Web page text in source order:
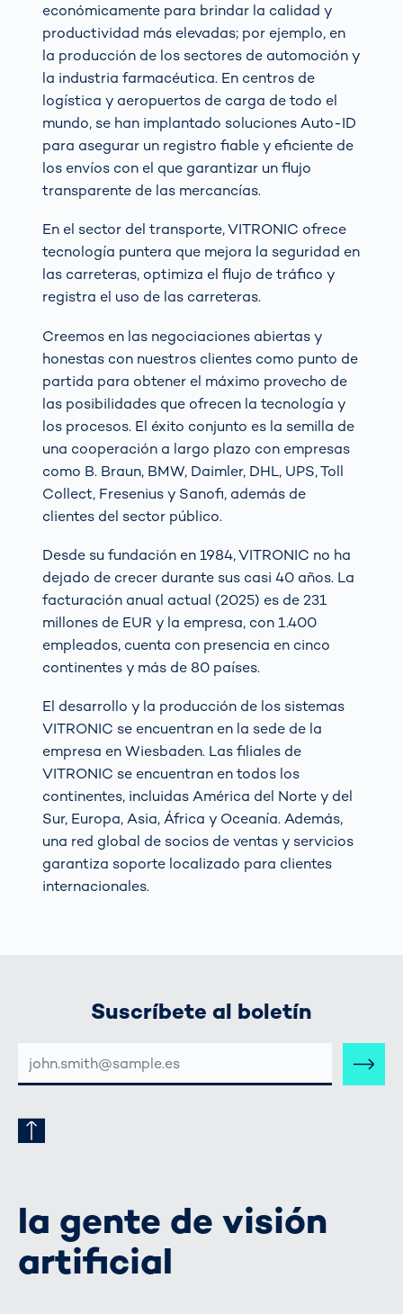
económicamente para brindar la calidad y
productividad más elevadas; por ejemplo, en
la producción de los sectores de automoción y
la industria farmacéutica. En centros de
logística y aeropuertos de carga de todo el
mundo, se han implantado soluciones Auto-ID
para asegurar un registro fiable y eficiente de
los envíos con el que garantizar un flujo
transparente de las mercancías.
En el sector del transporte, VITRONIC ofrece
tecnología puntera que mejora la seguridad en
las carreteras, optimiza el flujo de tráfico y
registra el uso de las carreteras.
Creemos en las negociaciones abiertas y
honestas con nuestros clientes como punto de
partida para obtener el máximo provecho de
las posibilidades que ofrecen la tecnología y
los procesos. El éxito conjunto es la semilla de
una cooperación a largo plazo con empresas
como B. Braun, BMW, Daimler, DHL, UPS, Toll
Collect, Fresenius y Sanofi, además de
clientes del sector público.
Desde su fundación en 1984, VITRONIC no ha
dejado de crecer durante sus casi 40 años. La
facturación anual actual (2025) es de 231
millones de EUR y la empresa, con 1.400
empleados, cuenta con presencia en cinco
continentes y más de 80 países.
El desarrollo y la producción de los sistemas
VITRONIC se encuentran en la sede de la
empresa en Wiesbaden. Las filiales de
VITRONIC se encuentran en todos los
continentes, incluidas América del Norte y del
Sur, Europa, Asia, África y Oceanía. Además,
una red global de socios de ventas y servicios
garantiza soporte localizado para clientes
internacionales.
Suscríbete al boletín
CORREO
la gente de visión
artificial